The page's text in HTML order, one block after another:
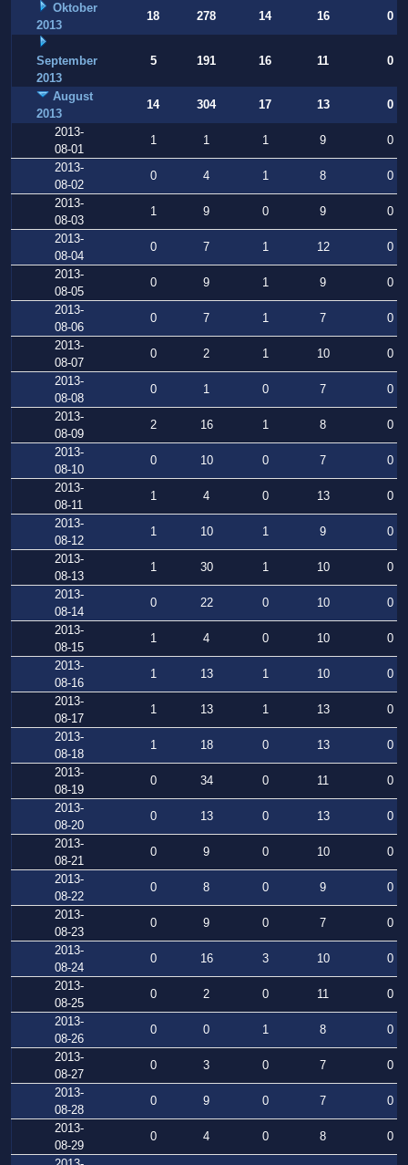
Oktober
2013
18 278 14 16 0
September
2013
5 191 16 11 0
August
2013
14 304 17 13
0
2013-
08-01
1 1 1 9
0
2013-
08-02
0 4 1 8
0
2013-
08-03
1 9 0 9
0
2013-
08-04
0 7 1 12
0
2013-
08-05
0 9 1 9
0
2013-
08-06
0 7 1 7
0
2013-
08-07
0 2 1 10
0
2013-
08-08
0 1 0 7
0
2013-
08-09
2 16 1 8
0
2013-
08-10
0 10 0 7
0
2013-
08-11
1 4 0 13
0
2013-
08-12
1 10 1 9
0
2013-
08-13
1 30 1 10
0
2013-
08-14
0 22 0 10
0
2013-
08-15
1 4 0 10
0
2013-
08-16
1 13 1 10
0
2013-
08-17
1 13 1 13
0
2013-
08-18
1 18 0 13
0
2013-
08-19
0 34 0 11
0
2013-
08-20
0 13 0 13
0
2013-
08-21
0 9 0 10
0
2013-
08-22
0 8 0 9
0
2013-
08-23
0 9 0 7
0
2013-
08-24
0 16 3 10
0
2013-
08-25
0 2 0 11
0
2013-
08-26
0 0 1 8
0
2013-
08-27
0 3 0 7
0
2013-
08-28
0 9 0 7
0
2013-
08-29
0 4 0 8
0